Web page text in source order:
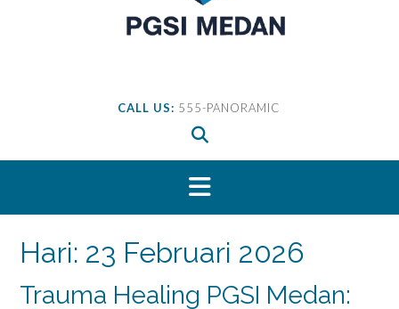
CALL US: 555-PANORAMIC
Hari: 23 Februari 2026
Trauma Healing PGSI Medan: